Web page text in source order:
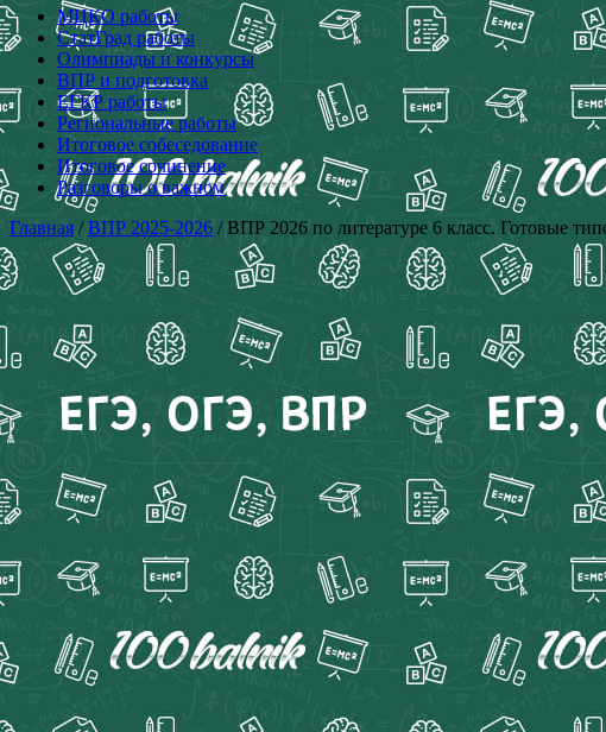
МЦКО работы
СтатГрад работы
Олимпиады и конкурсы
ВПР и подготовка
ЕГКР работы
Региональные работы
Итоговое собеседование
Итоговое сочинение
Разговоры о важном
Главная /ВПР 2025-2026 / ВПР 2026 по литературе 6 класс. Готовые